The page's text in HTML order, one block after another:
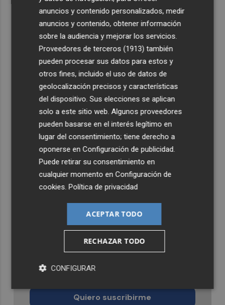
España 2025
Recibe toda la actualidad de
Quiero suscribirme
anuncios y contenido personalizados, medir
anuncios y contenido, obtener información
sobre la audiencia y mejorar los servicios.
Proveedores de terceros (1913) también
pueden procesar sus datos para estos y
otros fines, incluido el uso de datos de
geolocalización precisos y características
del dispositivo. Sus elecciones se aplican
solo a este sitio web. Algunos proveedores
pueden basarse en el interés legítimo en
lugar del consentimiento; tiene derecho a
oponerse enConfiguración de publicidad.
Puede retirar su consentimiento en
cualquier momento enConfiguración de
cookies.Política de privacidad
ACEPTAR TODO
RECHAZAR TODO
CONFIGURAR